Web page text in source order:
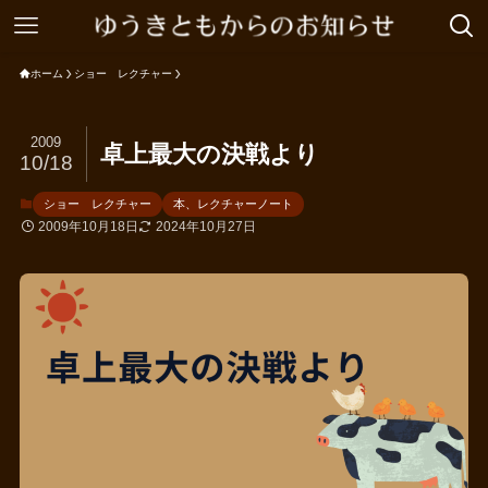
ホーム ショー レクチャー
卓上最大の決戦より
2009
10/18
ショー レクチャー 本、レクチャーノート
2009年10月18日 2024年10月27日